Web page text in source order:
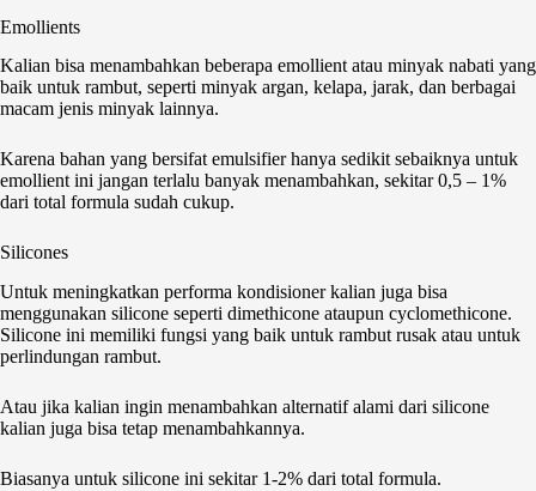
Emollients
Kalian bisa menambahkan beberapa emollient atau minyak nabati yang
baik untuk rambut, seperti minyak argan, kelapa, jarak, dan berbagai
macam jenis minyak lainnya.
Karena bahan yang bersifat emulsifier hanya sedikit sebaiknya untuk
emollient ini jangan terlalu banyak menambahkan, sekitar 0,5 – 1%
dari total formula sudah cukup.
Silicones
Untuk meningkatkan performa kondisioner kalian juga bisa
menggunakan silicone seperti dimethicone ataupun cyclomethicone.
Silicone ini memiliki fungsi yang baik untuk rambut rusak atau untuk
perlindungan rambut.
Atau jika kalian ingin menambahkan alternatif alami dari silicone
kalian juga bisa tetap menambahkannya.
Biasanya untuk silicone ini sekitar 1-2% dari total formula.